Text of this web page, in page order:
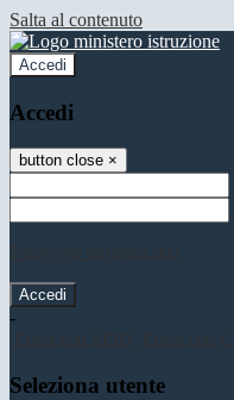
Salta al contenuto
Accedi
Accedi
button close ×
-
Seleziona utente